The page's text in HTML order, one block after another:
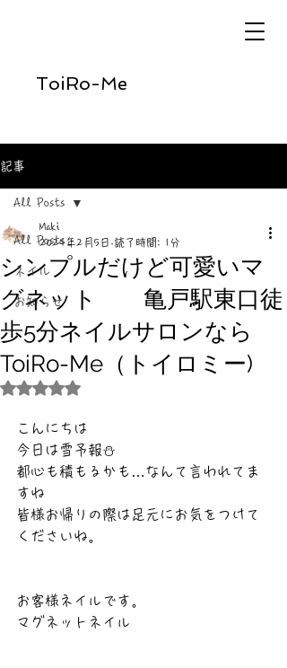
ToiRo-Me
記事
All Posts
ネイル
お知らせ
All Posts
シンプルだけど可愛いマ
グネット 亀戸駅東口徒
歩5分ネイルサロンなら
ToiRo-Me（トイロミー)
Maki
2024年2月5日 読了時間: 1分
5つ星のうちNaNと評価されています。
こんにちは
今日は雪予報⛄
都心も積もるかも…なんて言われてま
すね
皆様お帰りの際は足元にお気をつけて
くださいね。
お客様ネイルです。
マグネットネイル